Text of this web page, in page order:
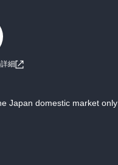
細
Japan domestic market only